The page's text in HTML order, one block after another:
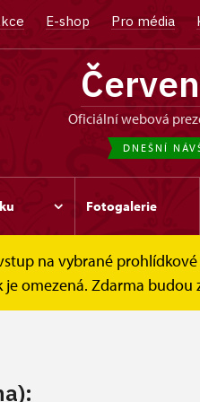
E-shop Pro média
oficiální webová
DNEŠNÍ
Fotogalerie
na vybrané
omezená. Zdarma
Návštěvní doba